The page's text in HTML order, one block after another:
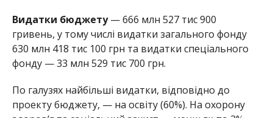
Видатки бюджету— 666 млн 527 тис 900
гривень, у тому числі видатки загального фонду
630 млн 418 тис 100 грн та видатки спеціального
фонду — 33 млн 529 тис 700 грн.
По галузях найбільші видатки, відповідно до
проекту бюджету, — на освіту (60%). На охорону